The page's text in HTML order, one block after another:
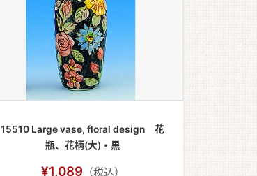
15510 Large vase, floral design 花
瓶、花柄(大)・黒
¥1,089 （税込）